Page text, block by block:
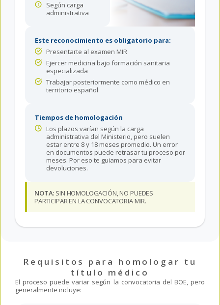
Según carga
administrativa
Este reconocimiento es obligatorio para:
Presentarte al examen MIR
Ejercer medicina bajo formación sanitaria
especializada
Trabajar posteriormente como médico en
territorio español
Tiempos de homologación
Los plazos varían según la carga
administrativa del Ministerio, pero suelen
estar entre 8 y 18 meses promedio. Un error
en documentos puede retrasar tu proceso por
meses. Por eso te guiamos para evitar
devoluciones.
NOTA: SIN HOMOLOGACIÓN, NO PUEDES
PARTICIPAR EN LA CONVOCATORIA MIR.
Requisitos para homologar tu
título médico
El proceso puede variar según la convocatoria del BOE, pero
generalmente incluye: